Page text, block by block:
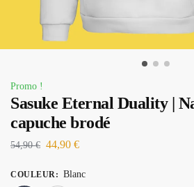
Promo !
Sasuke Eternal Duality |
capuche brodé
54,90€ 44,90 €
COULEUR : Blanc